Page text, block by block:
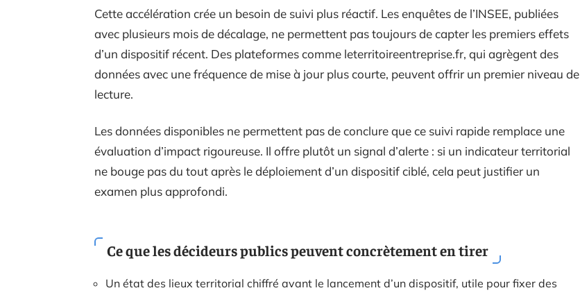
Cette accélération crée un besoin de suivi plus réactif. Les enquêtes de l’INSEE, publiées
avec plusieurs mois de décalage, ne permettent pas toujours de capter les premiers effets
d’un dispositif récent. Des plateformes comme leterritoireentreprise.fr, qui agrègent des
données avec une fréquence de mise à jour plus courte, peuvent offrir un premier niveau de
lecture.
Les données disponibles ne permettent pas de conclure que ce suivi rapide remplace une
évaluation d’impact rigoureuse. Il offre plutôt un signal d’alerte : si un indicateur territorial
ne bouge pas du tout après le déploiement d’un dispositif ciblé, cela peut justifier un
examen plus approfondi.
Ce que les décideurs publics peuvent concrètement en tirer
Un état des lieux territorial chiffré avant le lancement d’un dispositif, utile pour fixer des